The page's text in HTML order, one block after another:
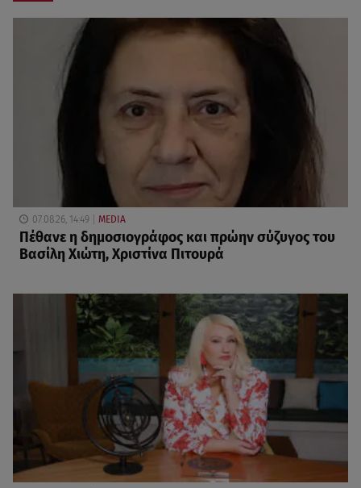
07.08.26, 14:49 MEDIA
Πέθανε η δημοσιογράφος και πρώην σύζυγος του
Βασίλη Χιώτη, Χριστίνα Πιτουρά